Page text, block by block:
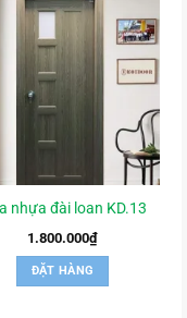
nhựa đài loan KD.13
1.800.000₫
ĐẶT HÀNG